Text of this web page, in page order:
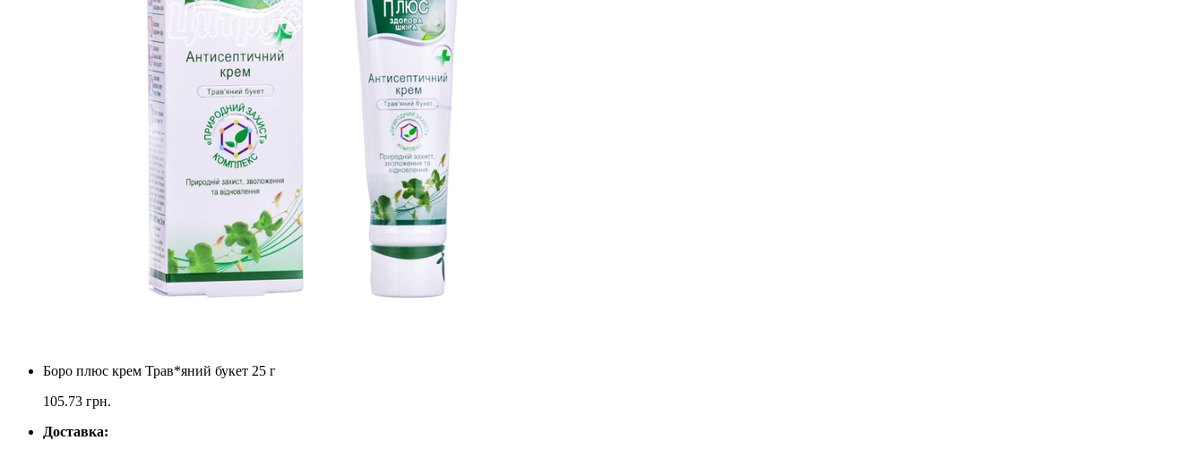
Боро плюс крем Трав*яний букет 25 г
105.73 грн.
Доставка: